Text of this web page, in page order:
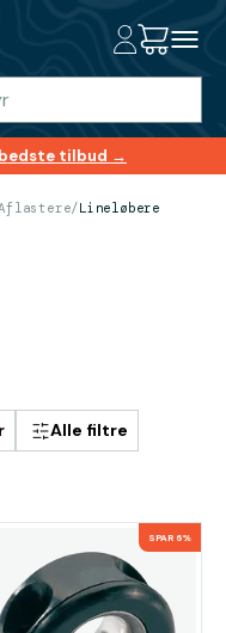
bedste tilbud →
/Lineløbere
Alle filtre
SPAR 6%